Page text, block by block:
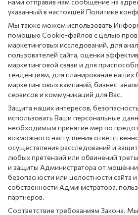
нами отправив нам сообщение на
указанный в настоящей Политике
Мы также можем использовать
помощью Cookie-файлов с целью
маркетинговых исследований, для
пользователей сайта, оценки
маркетинговой связи и для
тенденциям, для планирование наших
маркетинговых кампаний, бизнес-
сервисов и коммуникаций для Вас.
Защита наших интересов,
использовать Ваши персональные
необходимым принятие мер по
возможного наступления
осуществления расследований и
любых претензий или обвинений
и защиты Администратора от
безопасности или целостности сайта
собственности Администратора,
партнеров.
Соответствие требованиям Закона.